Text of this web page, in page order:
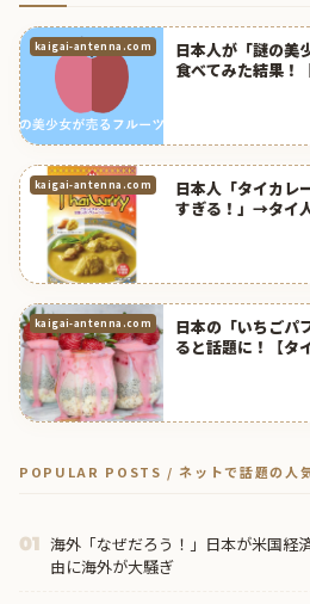
kaigai-antenna.com
日本人が「謎の美
食べてみた結果！
kaigai-antenna.com
日本人「タイカレ
すぎる！」→タイ
kaigai-antenna.com
日本の「いちごパ
ると話題に！【タ
POPULAR POSTS / ネットで話題の人
01 海外「なぜだろう！」日本が米国経
由に海外が大騒ぎ